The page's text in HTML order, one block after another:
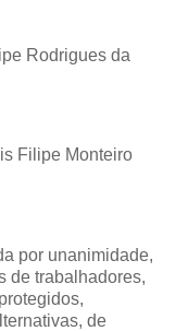
Rodrigues da
Filipe Monteiro
por unanimidade,
de trabalhadores,
de